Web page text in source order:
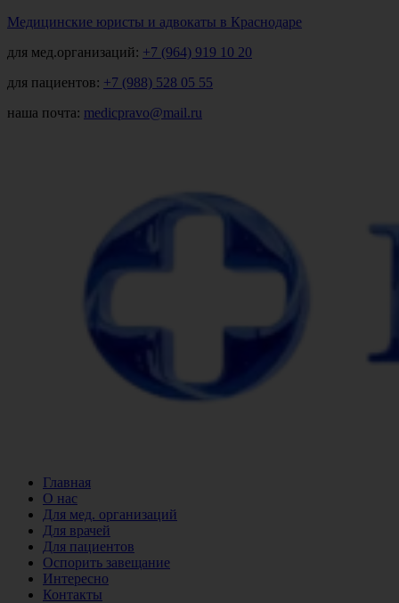
Медицинские юристы и адвокаты в Краснодаре
для мед.организаций: +7 (964) 919 10 20
для пациентов: +7 (988) 528 05 55
наша почта: medicpravo@mail.ru
Главная
О нас
Для мед. организаций
Для врачей
Для пациентов
Оспорить завещание
Интересно
Контакты